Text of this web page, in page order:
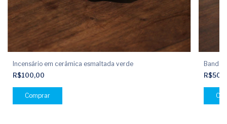
Incensário em cerâmica esmaltada verde
R$100,00